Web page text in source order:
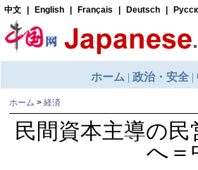
ホーム > 経済
民間資本主導の
へ＝